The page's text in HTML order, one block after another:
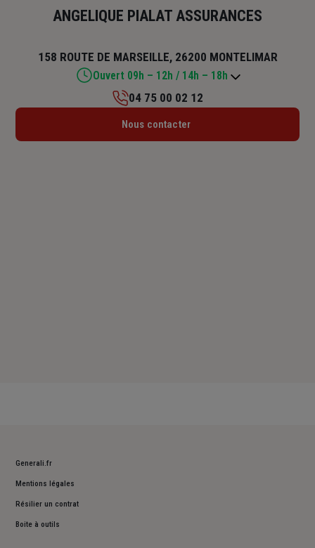
ANGELIQUE PIALAT ASSURANCES
158 ROUTE DE MARSEILLE, 26200 MONTELIMAR
Ouvert 09h – 12h / 14h – 18h
Lundi : 14h – 18h
04 75 00 02 12
Nous contacter
Generali.fr
Mentions légales
Résilier un contrat
Boite à outils